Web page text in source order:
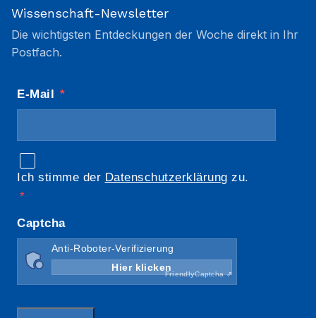
Wissenschaft-Newsletter
Die wichtigsten Entdeckungen der Woche direkt in Ihr
Postfach.